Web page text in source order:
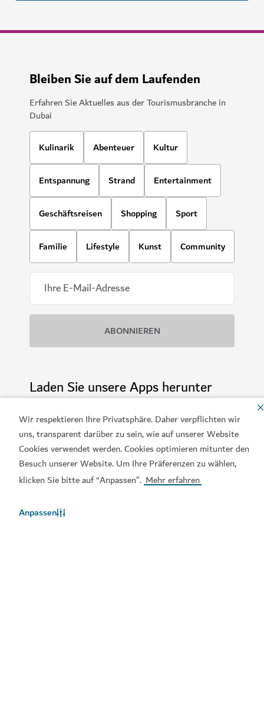
Wir respektieren Ihre Privatsphäre. Daher verpflichten wir
uns, transparent darüber zu sein, wie auf unserer Website
Cookies verwendet werden. Cookies optimieren mitunter den
Besuch unserer Website. Um Ihre Präferenzen zu wählen,
klicken Sie bitte auf “Anpassen”. Mehr erfahren
Anpassen
Bleiben Sie auf dem Laufenden
Erfahren Sie Aktuelles aus der Tourismusbranche in
Dubai
Kulinarik Abenteuer Kultur
Entspannung Strand Entertainment
Geschäftsreisen Shopping Sport
Familie Lifestyle Kunst Community
Laden Sie unsere Apps herunter
Visit-Dubai-App Dubai-Calendar-App